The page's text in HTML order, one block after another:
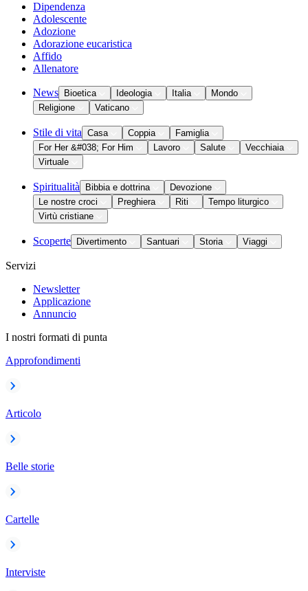
Dipendenza
Adolescente
Adozione
Adorazione eucaristica
Affido
Allenatore
News Bioetica Ideologia Italia
Mondo
Religione
Vaticano
Stile di vita Casa Coppia
Famiglia
For Her &#038; For Him
Lavoro Salute
Vecchiaia
Virtuale
Spiritualità Bibbia e dottrina
Devozione
Le nostre croci
Preghiera Riti
Tempo liturgico
Virtù cristiane
Scoperte Divertimento Santuari Storia Viaggi
Servizi
Newsletter
Applicazione
Annuncio
I nostri formati di punta
Approfondimenti
Articolo
Belle storie
Cartelle
Interviste